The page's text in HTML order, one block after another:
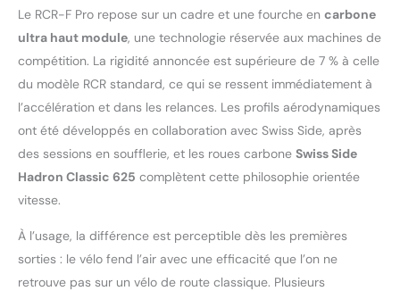
Le RCR-F Pro repose sur un cadre et une fourche en carbone
ultra haut module, une technologie réservée aux machines de
compétition. La rigidité annoncée est supérieure de 7 % à celle
du modèle RCR standard, ce qui se ressent immédiatement à
l’accélération et dans les relances. Les profils aérodynamiques
ont été développés en collaboration avec Swiss Side, après
des sessions en soufflerie, et les roues carbone Swiss Side
Hadron Classic 625 complètent cette philosophie orientée
vitesse.
À l’usage, la différence est perceptible dès les premières
sorties : le vélo fend l’air avec une efficacité que l’on ne
retrouve pas sur un vélo de route classique. Plusieurs